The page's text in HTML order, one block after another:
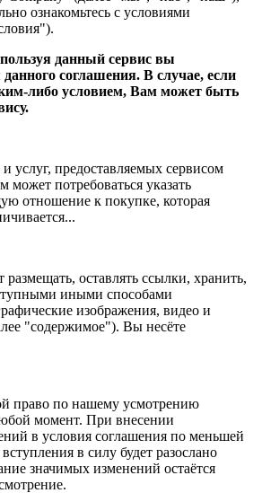
ознакомьтесь с условиями
данный сервис вы
соглашения. В случае, если
либо условием, Вам может быть
услуг, предоставляемых сервисом
может потребоваться указать
отношение к покупке, которая
оставлять ссылки, хранить,
иными способами
изображения, видео и
"содержимое"). Вы несёте
право по нашему усмотрению
момент. При внесении
в условия соглашения по меньшей
в силу будет разослано
значимых изменений остаётся